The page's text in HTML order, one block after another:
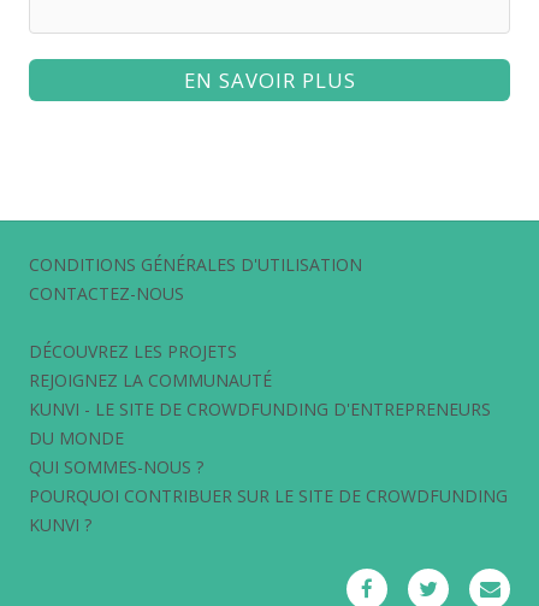
EN SAVOIR PLUS
CONDITIONS GÉNÉRALES D'UTILISATION
CONTACTEZ-NOUS
DÉCOUVREZ LES PROJETS
REJOIGNEZ LA COMMUNAUTÉ
KUNVI - LE SITE DE CROWDFUNDING D'ENTREPRENEURS
DU MONDE
QUI SOMMES-NOUS ?
POURQUOI CONTRIBUER SUR LE SITE DE CROWDFUNDING
KUNVI ?